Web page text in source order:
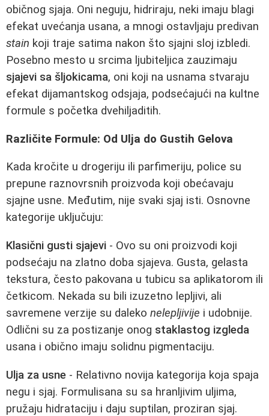
običnog sjaja. Oni neguju, hidriraju, neki imaju blagi
efekat uvećanja usana, a mnogi ostavljaju predivan
stain koji traje satima nakon što sjajni sloj izbledi.
Posebno mesto u srcima ljubiteljica zauzimaju
sjajevi sa šljokicama, oni koji na usnama stvaraju
efekat dijamantskog odsjaja, podsećajući na kultne
formule s početka dvehiljaditih.
Različite Formule: Od Ulja do Gustih Gelova
Kada kročite u drogeriju ili parfimeriju, police su
prepune raznovrsnih proizvoda koji obećavaju
sjajne usne. Međutim, nije svaki sjaj isti. Osnovne
kategorije uključuju:
Klasični gusti sjajevi - Ovo su oni proizvodi koji
podsećaju na zlatno doba sjajeva. Gusta, gelasta
tekstura, često pakovana u tubicu sa aplikatorom ili
četkicom. Nekada su bili izuzetno lepljivi, ali
savremene verzije su daleko nelepljivije i udobnije.
Odlični su za postizanje onog staklastog izgleda
usana i obično imaju solidnu pigmentaciju.
Ulja za usne - Relativno novija kategorija koja spaja
negu i sjaj. Formulisana su sa hranljivim uljima,
pružaju hidrataciju i daju suptilan, proziran sjaj.